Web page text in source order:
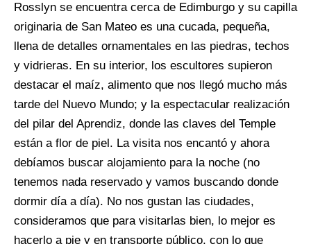
Rosslyn se encuentra cerca de Edimburgo y su capilla
originaria de San Mateo es una cucada, pequeña,
llena de detalles ornamentales en las piedras, techos
y vidrieras. En su interior, los escultores supieron
destacar el maíz, alimento que nos llegó mucho más
tarde del Nuevo Mundo; y la espectacular realización
del pilar del Aprendiz, donde las claves del Temple
están a flor de piel. La visita nos encantó y ahora
debíamos buscar alojamiento para la noche (no
tenemos nada reservado y vamos buscando donde
dormir día a día). No nos gustan las ciudades,
consideramos que para visitarlas bien, lo mejor es
hacerlo a pie y en transporte público, con lo que